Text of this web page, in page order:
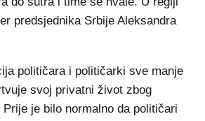
predsjednika Srbije Aleksandra
političara i političarki sve manje
svoj privatni život zbog
je bilo normalno da političari